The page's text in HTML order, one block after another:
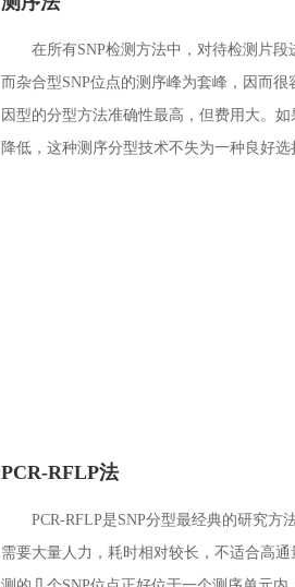
在所有SNP检测方法中，对待检测片
而杂合型SNP位点的测序峰为套峰，因而
因型的分型方法准确性最高，但费用大。
降低，这种测序分型技术不失为一种良好
PCR-RFLP法
PCR-RFLP是SNP分型最经典的研究
需要大量人力，耗时相对较长，不适合高